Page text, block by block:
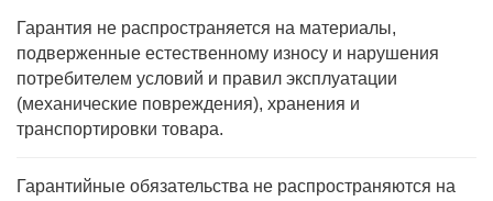
Гарантия не распространяется на материалы,
подверженные естественному износу и нарушения
потребителем условий и правил эксплуатации
(механические повреждения), хранения и
транспортировки товара.
Гарантийные обязательства не распространяются на